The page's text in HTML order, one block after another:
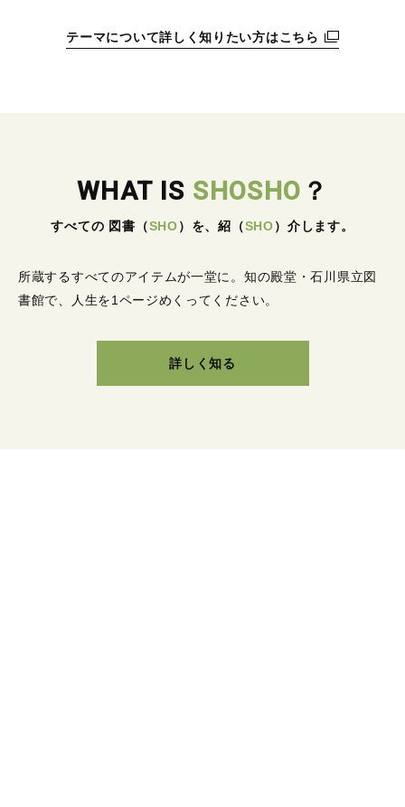
テーマについて詳しく知りたい方はこちら
WHAT IS SHOSHO ？
すべての 図書 （SHO） を、紹 （SHO） 介します。
所蔵するすべてのアイテムが一堂に。 知の殿堂・石川県立図
書館で、人生を1ページめくってください。
詳しく知る